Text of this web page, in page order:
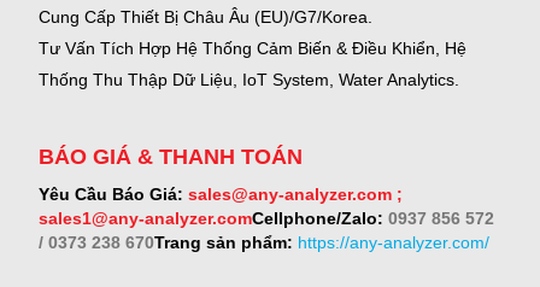
Cung Cấp Thiết Bị Châu Âu (EU)/G7/Korea.
Tư Vấn Tích Hợp Hệ Thống Cảm Biến & Điều Khiển, Hệ
Thống Thu Thập Dữ Liệu, IoT System, Water Analytics.
BÁO GIÁ & THANH TOÁN
Yêu Cầu Báo Giá: sales@any-analyzer.com ;
sales1@any-analyzer.comCellphone/Zalo: 0937 856 572
/ 0373 238 670Trang sản phẩm: https://any-analyzer.com/